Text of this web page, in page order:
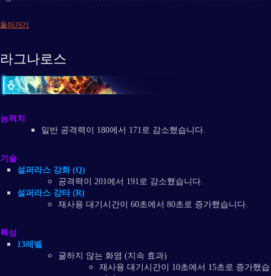
돌아가기
라그나로스
능력치
일반 공격력이 180에서 171로 감소했습니다.
기술
설퍼라스 강화 (Q)
공격력이 201에서 191로 감소했습니다.
설퍼라스 강타 (R)​
재사용 대기시간이 60초에서 80초로 증가했습니다.
특성
13레벨
굴하지 않는 화염 (지속 효과)
재사용 대기시간이 10초에서 15초로 증가했습